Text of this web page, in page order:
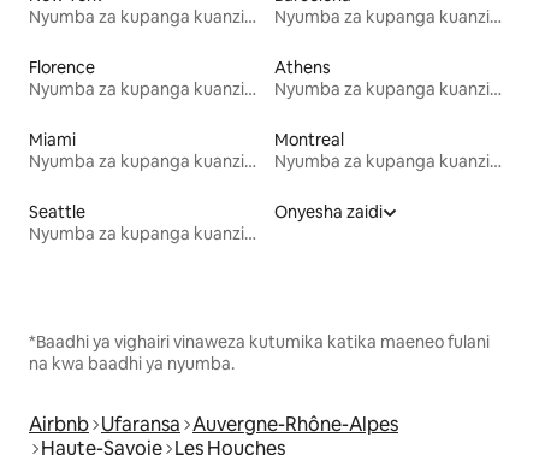
Nyumba za kupanga kuanzia mwezi mmoja
Nyumba za kupanga kuanzia mwezi mmoja
Florence
Nyumba za kupanga kuanzia mwezi mmoja
Athens
Nyumba za kupanga kuanzia mwezi mmoja
Miami
Nyumba za kupanga kuanzia mwezi mmoja
Montreal
Nyumba za kupanga kuanzia mwezi mmoja
Seattle
Nyumba za kupanga kuanzia mwezi mmoja
Onyesha zaidi
*Baadhi ya vighairi vinaweza kutumika katika maeneo fulani
na kwa baadhi ya nyumba.
Airbnb Ufaransa Auvergne-Rhône-Alpes
Haute-Savoie Les Houches